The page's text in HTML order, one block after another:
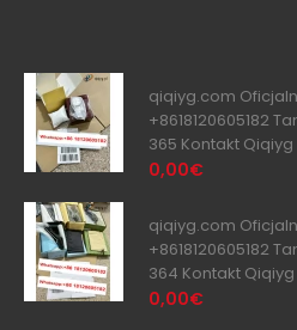
qiqiyg.com
+8618120605182
365 Kontakt Qiqiyg
0,00€
qiqiyg.com
+8618120605182
364 Kontakt Qiqiyg
0,00€